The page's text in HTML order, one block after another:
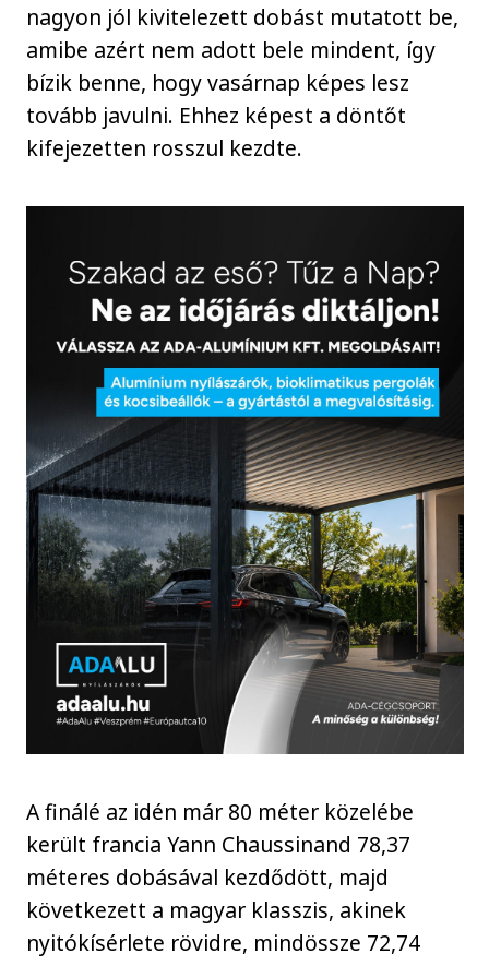
nagyon jól kivitelezett dobást mutatott be,
amibe azért nem adott bele mindent, így
bízik benne, hogy vasárnap képes lesz
tovább javulni. Ehhez képest a döntőt
kifejezetten rosszul kezdte.
A finálé az idén már 80 méter közelébe
került francia Yann Chaussinand 78,37
méteres dobásával kezdődött, majd
következett a magyar klasszis, akinek
nyitókísérlete rövidre, mindössze 72,74